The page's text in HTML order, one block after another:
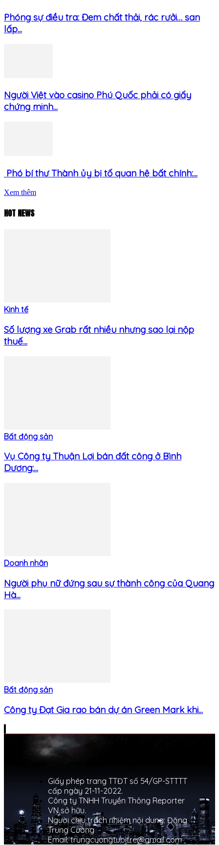
Phóng sự điều tra: Đem chất thải, rác rưởi… san
lấp...
Người Việt vào casino Phú Quốc phải có giấy
chứng minh...
Phó bí thư Thành ủy bị tố quan hệ bất chính:...
Xem thêm
HOT NEWS
Kinh tế
Số lượng xe Grab rất nhiều nhưng sao lại nộp
thuế...
Bất động sản
Vụ Công ty Thuận Lợi bán đất công ở Bình
Dương:...
Doanh nhân
Người phụ nữ đứng sau sự thành công của Quang
Hà...
Bất động sản
Công ty Đạt Gia rao bán dự án Green Mark khi...
Giấy phép trang TTĐT số 54/GP-STTTT
cấp ngày 21-11-2022.
Công ty TNHH Truyền Thông Reporter
VN sở hữu.
Người chịu trách nhiệm nội dung: Đặng
Trung Cường
Email: trungcuongtuoitre@gmail.com